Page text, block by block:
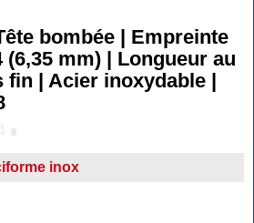
bombée | Empreinte
mm) | Longueur au
| Acier inoxydable |
inox